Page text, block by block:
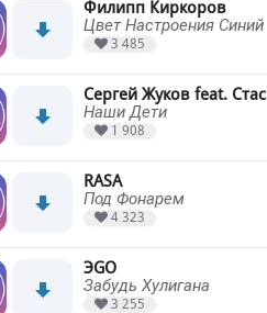
Филипп Киркоров
Цвет Настроения Синий
3 485
Сергей Жуков feat.
Наши Дети
1 908
RASA
Под Фонарем
4 323
ЭGO
Забудь Хулигана
3 255